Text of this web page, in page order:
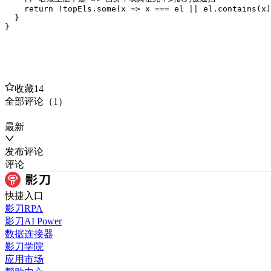
return !topEls.some(x => x === el ||
  }
}
收藏14
全部评论 （1 ）
最新
发布评论
评论
快捷入口
影刀RPA
影刀AI Power
数据连接器
影刀学院
应用市场